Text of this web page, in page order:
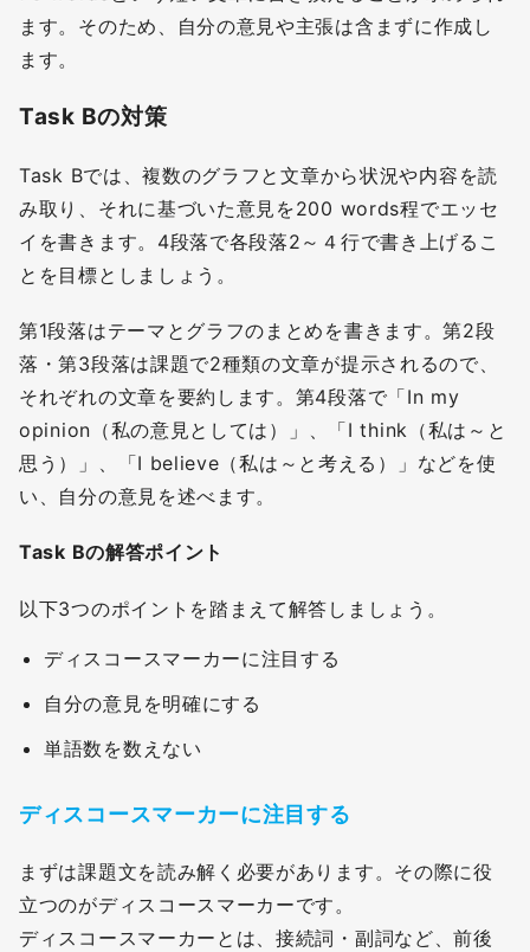
ます。そのため、自分の意見や主張は含まずに作成し
ます。
Task Bの対策
Task Bでは、複数のグラフと文章から状況や内容を読
み取り、それに基づいた意見を200 words程でエッセ
イを書きます。4段落で各段落2～４行で書き上げるこ
とを目標としましょう。
第1段落はテーマとグラフのまとめを書きます。第2段
落・第3段落は課題で2種類の文章が提示されるので、
それぞれの文章を要約します。第4段落で「In my
opinion（私の意見としては）」、「I think（私は～と
思う）」、「I believe（私は～と考える）」などを使
い、自分の意見を述べます。
Task Bの解答ポイント
以下3つのポイントを踏まえて解答しましょう。
ディスコースマーカーに注目する
自分の意見を明確にする
単語数を数えない
ディスコースマーカーに注目する
まずは課題文を読み解く必要があります。その際に役
立つのがディスコースマーカーです。
ディスコースマーカーとは、接続詞・副詞など、前後